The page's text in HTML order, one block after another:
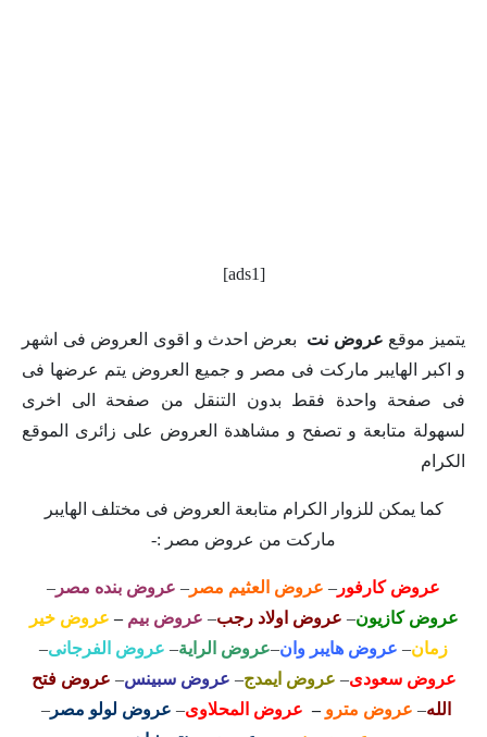
[ads1]
يتميز موقع عروض نت بعرض احدث و اقوى العروض فى اشهر
و اكبر الهايبر ماركت فى مصر و جميع العروض يتم عرضها فى
فى صفحة واحدة فقط بدون التنقل من صفحة الى اخرى
لسهولة متابعة و تصفح و مشاهدة العروض على زائرى الموقع
الكرام
كما يمكن للزوار الكرام متابعة العروض فى مختلف الهايبر
ماركت من عروض مصر :-
عروض كارفور – عروض العثيم مصر – عروض بنده مصر –
عروض كازيون– عروض اولاد رجب– عروض بيم – عروض خير
زمان– عروض هايبر وان–عروض الراية– عروض الفرجانى–
عروض سعودى– عروض ايمدج– عروض سبينس– عروض فتح
الله– عروض مترو – عروض المحلاوى– عروض لولو مصر–